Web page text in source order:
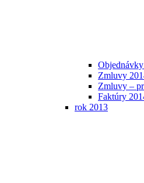
Zmluvy
Zmluvy –
Faktúry
rok 2013